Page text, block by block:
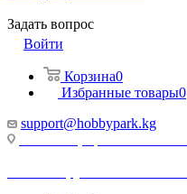
Задать вопрос
Войти
Корзина0
Избранные товары0
support@hobbypark.kg